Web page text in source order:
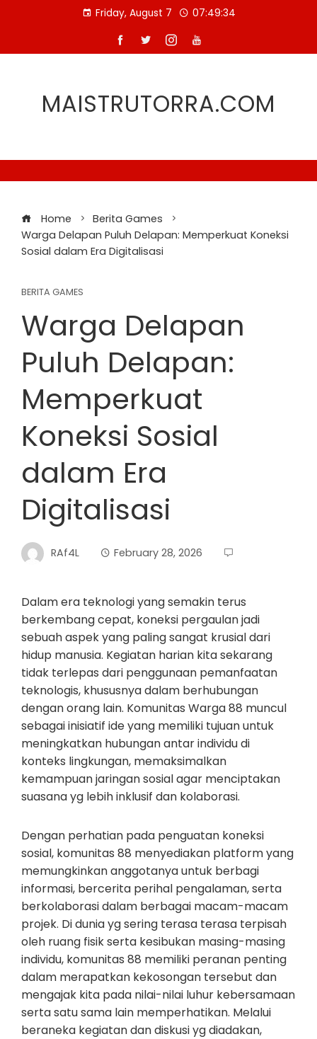
Friday, August 7 07:49:35
MAISTRUTORRA.COM
Home
Berita Games
Warga Delapan Puluh Delapan: Memperkuat Koneksi
Sosial dalam Era Digitalisasi
BERITA GAMES
Warga Delapan
Puluh Delapan:
Memperkuat
Koneksi Sosial
dalam Era
Digitalisasi
RAf4L February 28, 2026
Dalam era teknologi yang semakin terus
berkembang cepat, koneksi pergaulan jadi
sebuah aspek yang paling sangat krusial dari
hidup manusia. Kegiatan harian kita sekarang
tidak terlepas dari penggunaan pemanfaatan
teknologis, khususnya dalam berhubungan
dengan orang lain. Komunitas Warga 88 muncul
sebagai inisiatif ide yang memiliki tujuan untuk
meningkatkan hubungan antar individu di
konteks lingkungan, memaksimalkan
kemampuan jaringan sosial agar menciptakan
suasana yg lebih inklusif dan kolaborasi.
Dengan perhatian pada penguatan koneksi
sosial, komunitas 88 menyediakan platform yang
memungkinkan anggotanya untuk berbagi
informasi, bercerita perihal pengalaman, serta
berkolaborasi dalam berbagai macam-macam
projek. Di dunia yg sering terasa terasa terpisah
oleh ruang fisik serta kesibukan masing-masing
individu, komunitas 88 memiliki peranan penting
dalam merapatkan kekosongan tersebut dan
mengajak kita pada nilai-nilai luhur kebersamaan
serta satu sama lain memperhatikan. Melalui
beraneka kegiatan dan diskusi yg diadakan,